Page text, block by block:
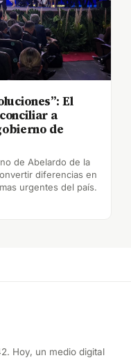
El
a
de
de Abelardo de la
diferencias en
urgentes del país.
Hoy, un medio digital